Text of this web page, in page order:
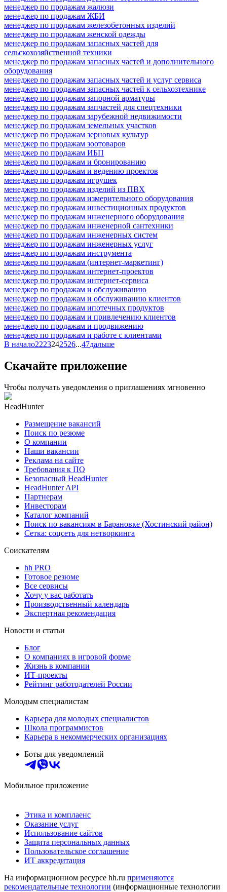
менеджер по продажам жалюзи
менеджер по продажам ЖБИ
менеджер по продажам железобетонных изделий
менеджер по продажам женской одежды
менеджер по продажам запасных частей для
сельскохозяйственной техники
менеджер по продажам запасных частей и дополнительного
оборудования
менеджер по продажам запасных частей и услуг сервиса
менеджер по продажам запасных частей к сельхозтехнике
менеджер по продажам запорной арматуры
менеджер по продажам запчастей для спецтехники
менеджер по продажам зарубежной недвижимости
менеджер по продажам земельных участков
менеджер по продажам зерновых культур
менеджер по продажам зоотоваров
менеджер по продажам ИБП
менеджер по продажам и бронированию
менеджер по продажам и ведению проектов
менеджер по продажам игрушек
менеджер по продажам изделий из ПВХ
менеджер по продажам измерительного оборудования
менеджер по продажам инвестиционных продуктов
менеджер по продажам инженерного оборудования
менеджер по продажам инженерной сантехники
менеджер по продажам инженерных систем
менеджер по продажам инженерных услуг
менеджер по продажам инструмента
менеджер по продажам (интернет-маркетинг)
менеджер по продажам интернет-проектов
менеджер по продажам интернет-сервиса
менеджер по продажам и обслуживанию
менеджер по продажам и обслуживанию клиентов
менеджер по продажам ипотечных продуктов
менеджер по продажам и привлечению клиентов
менеджер по продажам и продвижению
менеджер по продажам и работе с клиентами
В начало2223242526...47дальше
Скачайте приложение
Чтобы получать уведомления о приглашениях мгновенно
HeadHunter
Размещение вакансий
Поиск по резюме
О компании
Наши вакансии
Реклама на сайте
Требования к ПО
Безопасный HeadHunter
HeadHunter API
Партнерам
Инвесторам
Каталог компаний
Поиск по вакансиям в Барановке (Хостинский район)
Сетка: соцсеть для нетворкинга
Соискателям
hh PRO
Готовое резюме
Все сервисы
Хочу у вас работать
Производственный календарь
Экспертная рекомендация
Новости и статьи
Блог
О компаниях в игровой форме
Жизнь в компании
ИТ-проекты
Рейтинг работодателей России
Молодым специалистам
Карьера для молодых специалистов
Школа программистов
Карьера в некоммерческих организациях
Боты для уведомлений
Мобильное приложение
Этика и комплаенс
Оказание услуг
Использование сайтов
Защита персональных данных
Пользовательское соглашение
ИТ аккредитация
На информационном ресурсе hh.ru применяются
рекомендательные технологии (информационные технологии